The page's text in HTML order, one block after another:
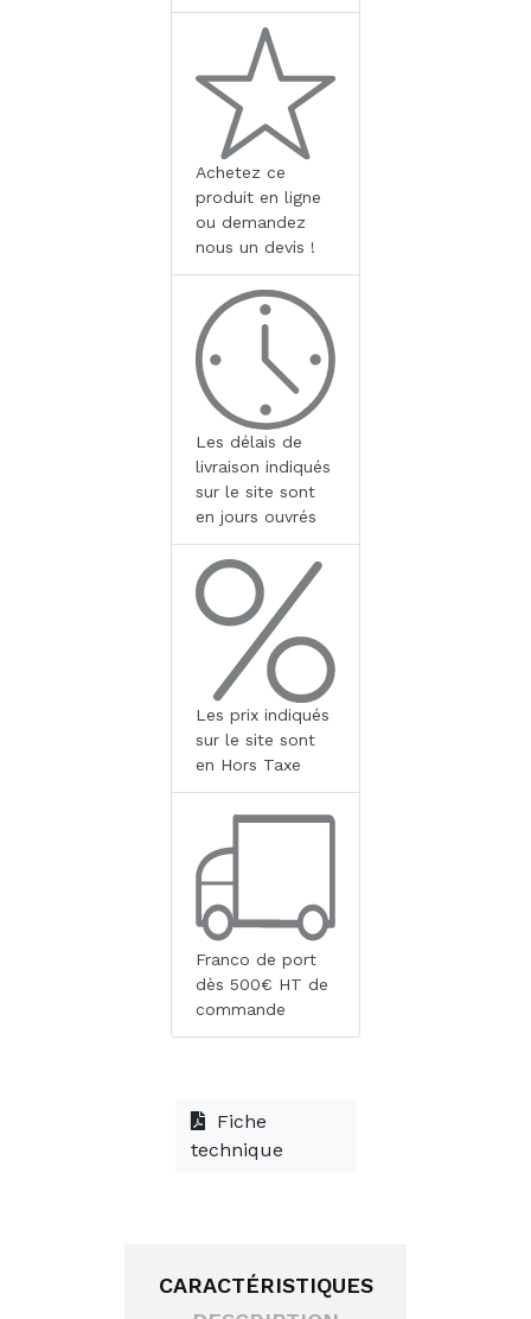
Achetez ce
produit en ligne
ou demandez
nous un devis !
Les délais de
livraison indiqués
sur le site sont
en jours ouvrés
Les prix indiqués
sur le site sont
en Hors Taxe
Franco de port
dès 500€ HT de
commande
Fiche
technique
CARACTÉRISTIQUES